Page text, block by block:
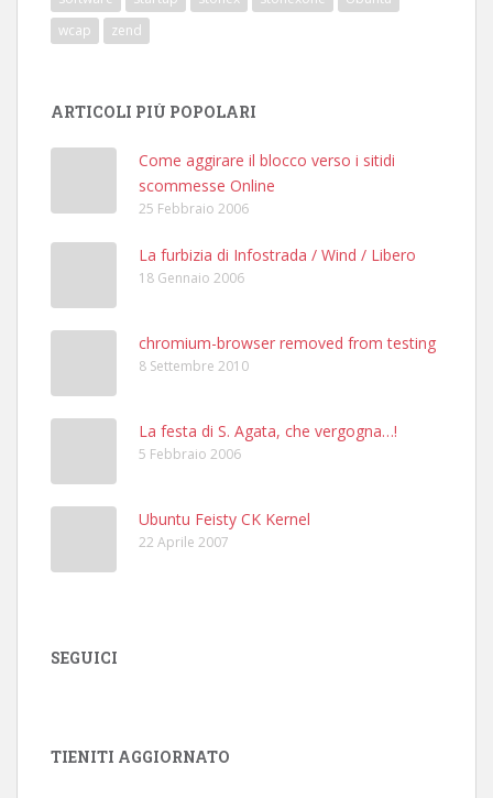
wcap
zend
ARTICOLI PIÙ POPOLARI
Come aggirare il blocco verso i sitidi
scommesse Online
25 Febbraio 2006
La furbizia di Infostrada / Wind / Libero
18 Gennaio 2006
chromium-browser removed from testing
8 Settembre 2010
La festa di S. Agata, che vergogna…!
5 Febbraio 2006
Ubuntu Feisty CK Kernel
22 Aprile 2007
SEGUICI
TIENITI AGGIORNATO